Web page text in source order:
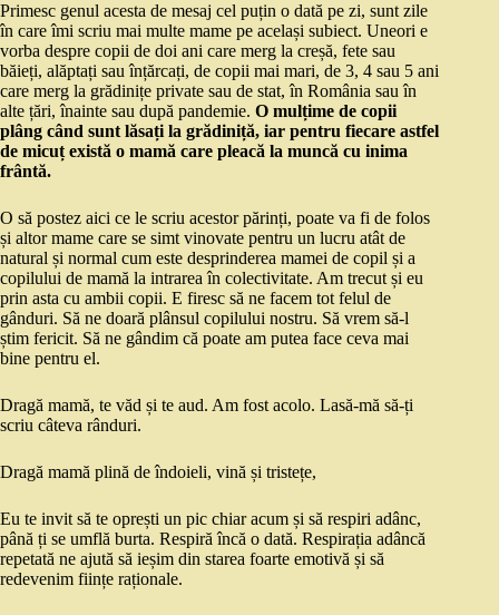
Primesc genul acesta de mesaj cel puțin o dată pe zi, sunt zile
în care îmi scriu mai multe mame pe același subiect. Uneori e
vorba despre copii de doi ani care merg la creșă, fete sau
băieți, alăptați sau înțărcați, de copii mai mari, de 3, 4 sau 5 ani
care merg la grădinițe private sau de stat, în România sau în
alte țări, înainte sau după pandemie. O mulțime de copii
plâng când sunt lăsați la grădiniță, iar pentru fiecare astfel
de micuț există o mamă care pleacă la muncă cu inima
frântă.
O să postez aici ce le scriu acestor părinți, poate va fi de folos
și altor mame care se simt vinovate pentru un lucru atât de
natural și normal cum este desprinderea mamei de copil și a
copilului de mamă la intrarea în colectivitate. Am trecut și eu
prin asta cu ambii copii. E firesc să ne facem tot felul de
gânduri. Să ne doară plânsul copilului nostru. Să vrem să-l
știm fericit. Să ne gândim că poate am putea face ceva mai
bine pentru el.
Dragă mamă, te văd și te aud. Am fost acolo. Lasă-mă să-ți
scriu câteva rânduri.
Dragă mamă plină de îndoieli, vină și tristețe,
Eu te invit să te oprești un pic chiar acum și să respiri adânc,
până ți se umflă burta. Respiră încă o dată. Respirația adâncă
repetată ne ajută să ieșim din starea foarte emotivă și să
redevenim ființe raționale.